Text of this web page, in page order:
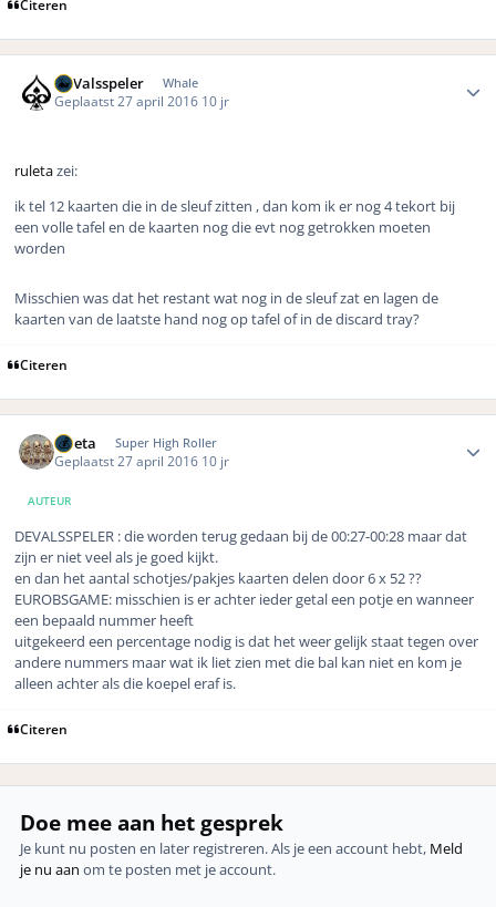
Citeren
DeValsspeler Whale
Geplaatst27 april 2016 10 jr
ruletazei:
ik tel 12 kaarten die in de sleuf zitten , dan kom ik er nog 4 tekort bij
een volle tafel en de kaarten nog die evt nog getrokken moeten
worden
Misschien was dat het restant wat nog in de sleuf zat en lagen de
kaarten van de laatste hand nog op tafel of in de discard tray?
Citeren
ruleta Super High Roller
Geplaatst27 april 2016 10 jr
AUTEUR
DEVALSSPELER : die worden terug gedaan bij de 00:27-00:28 maar dat
zijn er niet veel als je goed kijkt.
en dan het aantal schotjes/pakjes kaarten delen door 6 x 52 ??
EUROBSGAME: misschien is er achter ieder getal een potje en wanneer
een bepaald nummer heeft
uitgekeerd een percentage nodig is dat het weer gelijk staat tegen over
andere nummers maar wat ik liet zien met die bal kan niet en kom je
alleen achter als die koepel eraf is.
Citeren
Doe mee aan het gesprek
Je kunt nu posten en later registreren. Als je een account hebt, Meld
je nu aan om te posten met je account.